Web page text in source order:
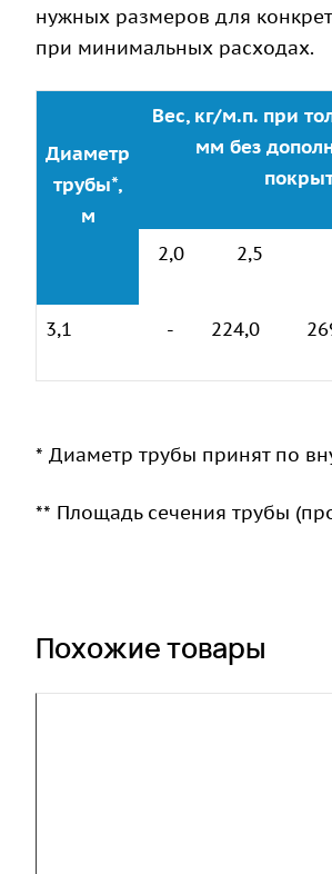
нужных размеров для
при минимальных расходах.
Диаметр
трубы*,
м
Вес, кг/м.п. при
мм без
2,0
2,5
3,1 - 224,0
* Диаметр трубы принят по
** Площадь сечения трубы
Похожие товары